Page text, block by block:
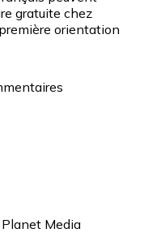
gratuite chez
orientation
Media